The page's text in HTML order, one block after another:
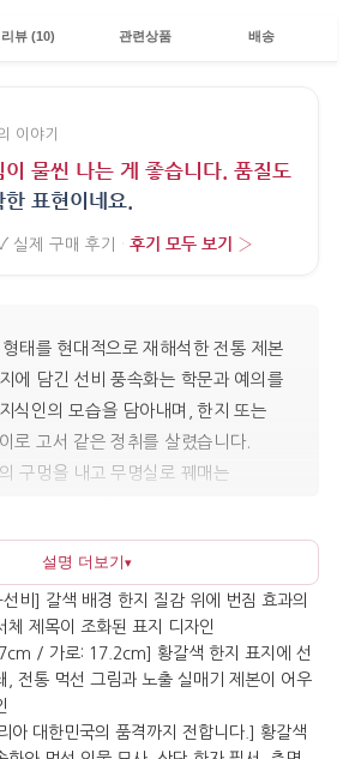
리뷰 (10) 관련상품 배송
이야기
이 물씬 나는 게 좋습니다. 품질도
한 표현이네요.
실제 구매 후기 · 후기 모두 보기 ›
태를 현대적으로 재해석한 전통 제본
에 담긴 선비 풍속화는 학문과 예의를
식인의 모습을 담아내며, 한지 또는
로 고서 같은 정취를 살렸습니다.
구멍을 내고 무명실로 꿰매는
러냅니다. 약 35장의 속지로
간단한 스케치에 두루 활용하기
기감으로 회의 메모, 강의 정리, 전시
을 충분히 담을 수 있습니다.
해도 조용한 한국적 분위기를
징입니다. 실제 필기 노트로
과 책상 위의 소장품으로 두어 한국
설명 더보기▾